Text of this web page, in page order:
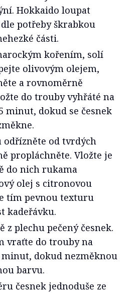
Hokkaido loupat
potřeby škrabkou
části.
kořením, solí
olivovým olejem,
a rovnoměrně
do trouby vyhřáté na
minut, dokud se česnek
odřízněte od tvrdých
propláchněte. Vložte je
do nich rukama
olej s citronovou
tím pevnou texturu
kadeřávku.
z plechu pečený česnek.
vraťte do trouby na
minut, dokud nezměknou
barvu.
česnek jednoduše ze